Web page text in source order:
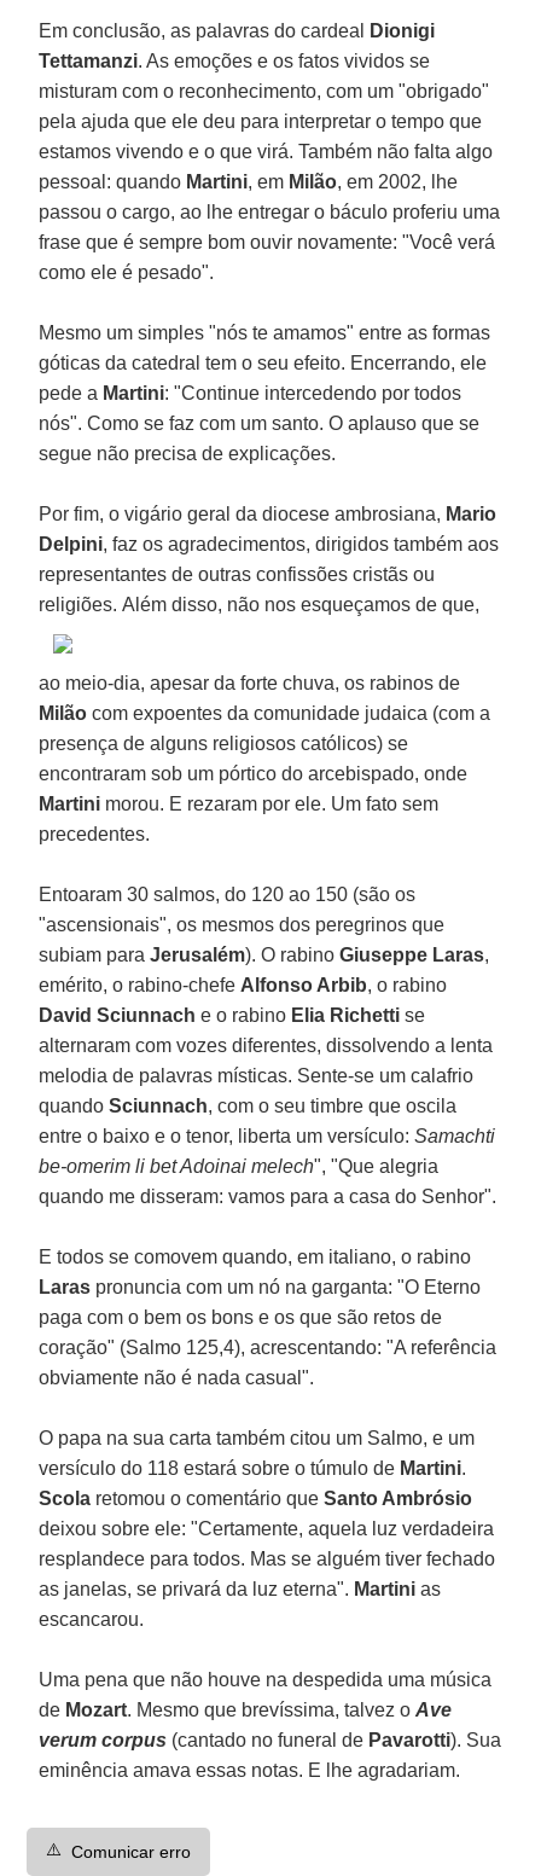
Em conclusão, as palavras do cardeal
Dionigi
Tettamanzi. As emoções e os fatos vividos se
misturam com o reconhecimento, com um "obrigado"
pela ajuda que ele deu para interpretar o tempo que
estamos vivendo e o que virá. Também não falta algo
pessoal: quando Martini, em Milão, em 2002, lhe
passou o cargo, ao lhe entregar o báculo proferiu uma
frase que é sempre bom ouvir novamente: "Você verá
como ele é pesado".
Mesmo um simples "nós te amamos" entre as formas
góticas da catedral tem o seu efeito. Encerrando, ele
pede a Martini: "Continue intercedendo por todos
nós". Como se faz com um santo. O aplauso que se
segue não precisa de explicações.
Por fim, o vigário geral da diocese ambrosiana, Mario
Delpini, faz os agradecimentos, dirigidos também aos
representantes de outras confissões cristãs ou
religiões.Além disso, não nos esqueçamos de que,
ao meio-dia, apesar da forte chuva, os rabinos de
Milãocom expoentes da comunidade judaica (com a
presença de alguns religiosos católicos) se
encontraram sob um pórtico do arcebispado, onde
Martini morou. E rezaram por ele. Um fato sem
precedentes.
Entoaram 30 salmos, do 120 ao 150 (são os
"ascensionais", os mesmos dos peregrinos que
subiam paraJerusalém). O rabinoGiuseppe Laras,
emérito, o rabino-chefe Alfonso Arbib, o rabino
David Sciunnache o rabino Elia Richettise
alternaram com vozes diferentes, dissolvendo a lenta
melodia de palavras místicas. Sente-se um calafrio
quandoSciunnach, com o seu timbre que oscila
entre o baixo e o tenor, liberta um versículo:Samachti
be-omerim li bet Adoinai melech", "Que alegria
quando me disseram: vamos para a casa do Senhor".
E todos se comovem quando, em italiano, o rabino
Laras pronuncia com um nó na garganta: "O Eterno
paga com o bem os bons e os que são retos de
coração" (Salmo 125,4), acrescentando: "A referência
obviamente não é nada casual".
O papa na sua carta também citou um Salmo, e um
versículo do 118 estará sobre o túmulo de Martini.
Scola retomou o comentário queSanto Ambrósio
deixou sobre ele: "Certamente, aquela luz verdadeira
resplandece para todos. Mas se alguém tiver fechado
as janelas, se privará da luz eterna". Martinias
escancarou.
Uma pena que não houve na despedida uma música
de Mozart. Mesmo que brevíssima, talvez oAve
verum corpus (cantado no funeral de Pavarotti). Sua
eminência amava essas notas. E lhe agradariam.
⚠️ Comunicar erro